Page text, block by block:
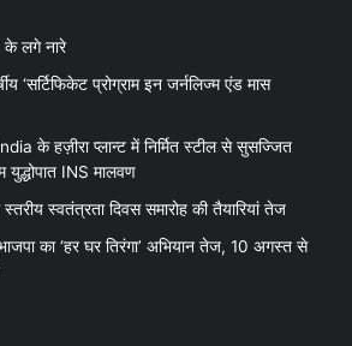
के लगे नारे
‘सर्टिफिकेट प्रोग्राम इन जर्नलिज्म एंड मास
के हज़ीरा प्लान्ट में निर्मित स्टील से सुसज्जित
युद्धोपात INS मालवण
स्वतंत्रता दिवस समारोह की तैयारियां तेज
का ‘हर घर तिरंगा’ अभियान तेज, 10 अगस्त से